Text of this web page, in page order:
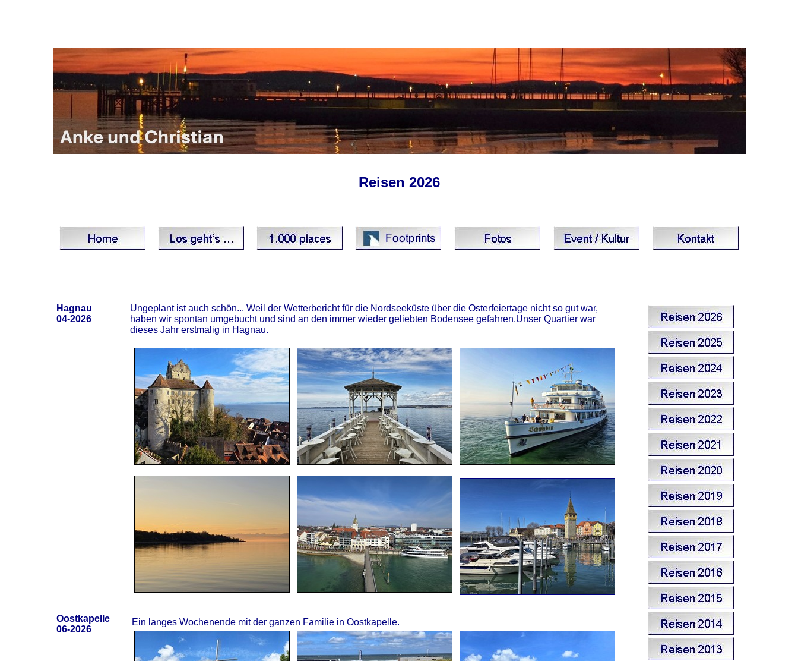
Reisen 2026
Hagnau
04-2026
Oostkapelle
06-2026
Ungeplant ist auch schön... Weil der Wetterbericht für die Nordseeküste über die Osterfeiertage nicht so gut war,
haben wir spontan umgebucht und sind an den immer wieder geliebten Bodensee gefahren.Unser Quartier war
dieses Jahr erstmalig in Hagnau.
Ein langes Wochenende mit der ganzen Familie in Oostkapelle.